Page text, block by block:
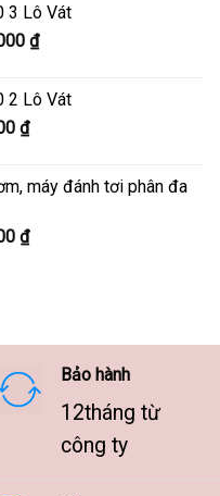
9.800.000 ₫
đến
3 Lô Vát
₫Khoảng
8.300.000 ₫
2 Lô Vát
₫Khoảng
7.500.000 ₫
9.500.000 ₫
máy đánh tơi phân đa
₫Khoảng
9.500.000 ₫
Bảo hành
12tháng từ
công ty